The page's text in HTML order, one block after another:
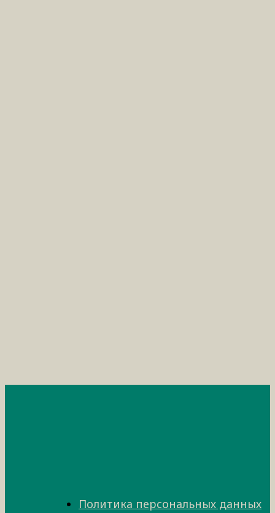
Политика персональных данных